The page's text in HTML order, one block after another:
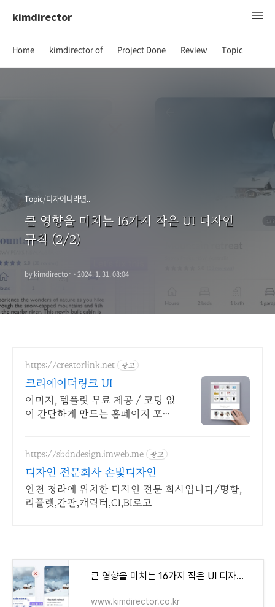
kimdirector
Home kimdirector of Project Done Review Topic
Topic/디자이너라면..
큰 영향을 미치는 16가지 작은 UI 디자인
규칙 (2/2)
by kimdirector ·2024. 1. 31. 08:04
https://creatorlink.net 광고
크리에이터링크 UI
이미지, 템플릿 무료 제공 / 코딩 없
이 간단하게 만드는 홈페이지 포트
https://sbdndesign.imweb.me 광고
디자인 전문회사 손빛디자인
인천 청라에 위치한 디자인 전문 회사입니다/명함,
리플렛,간판,캐릭터,CI,BI로고
큰 영향을 미치는 16가지 작은 UI 디자인 규칙 (1/2)
www.kimdirector.co.kr